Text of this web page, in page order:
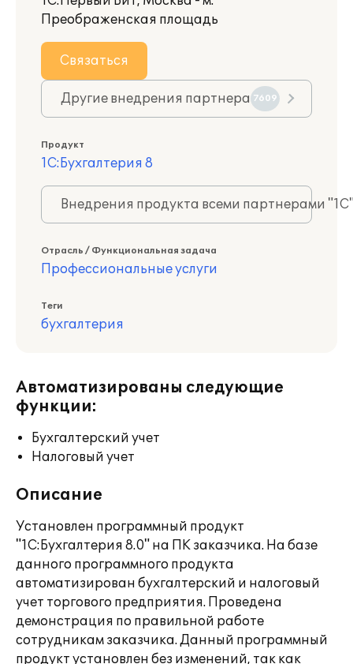
Преображенская площадь
Связаться
Другие внедрения партнера 7609
Продукт
1С:Бухгалтерия 8
Внедрения продукта всеми партнерами
Отрасль / Функциональная задача
Профессиональные услуги
Теги
бухгалтерия
Автоматизированы следующие
функции:
Бухгалтерский учет
Налоговый учет
Описание
Установлен программный продукт
"1С:Бухгалтерия 8.0" на ПК заказчика. На базе
данного программного продукта
автоматизирован бухгалтерский и налоговый
учет торгового предприятия. Проведена
демонстрация по правильной работе
сотрудникам заказчика. Данный программный
продукт установлен без изменений, так как